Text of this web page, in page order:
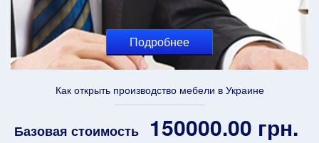
Подробнее
Как открыть производство мебели в Украине
Базовая стоимость 150000.00 грн.